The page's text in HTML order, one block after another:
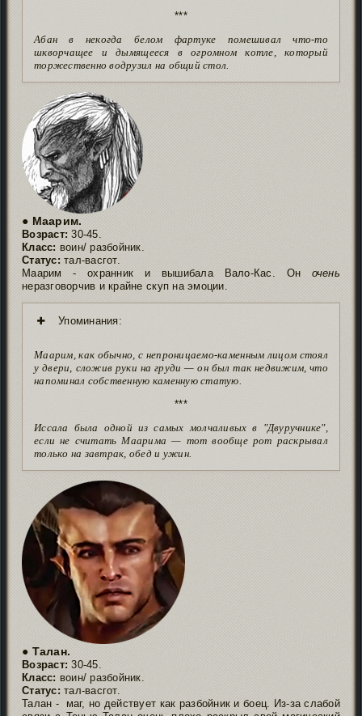
***
Абан в некогда белом фартуке помешивал что-то
шкворчащее и дымящееся в огромном котле, который
торжественно водрузил на общий стол.
● Маарим.
Возраст: 30-45.
Класс: воин/ разбойник.
Статус: тал-васгот.
Маарим - охранник и вышибала Вало-Кас. Он очень
неразговорчив и крайне скуп на эмоции.
Упоминания:
Маарим, как обычно, с непроницаемо-каменным лицом стоял
у двери, сложив руки на груди — он был так недвижим, что
напоминал собственную каменную статую.
***
Иссала была одной из самых молчаливых в "Двуручнике",
если не считать Маарима — тот вообще рот раскрывал
только на завтрак, обед и ужин.
● Талан.
Возраст: 30-45.
Класс: воин/ разбойник.
Статус: тал-васгот.
Талан - маг, но действует как разбойник и боец. Из-за слабой